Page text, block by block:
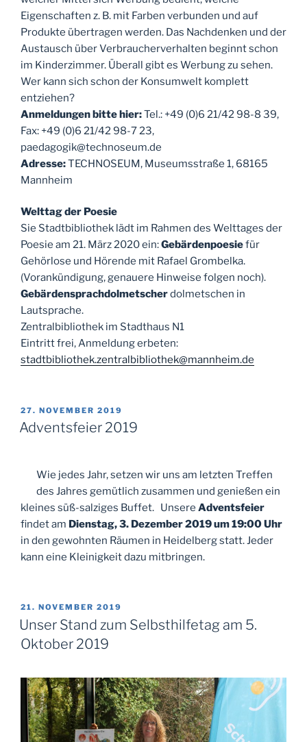
Eigenschaften z. B. mit Farben verbunden und auf
Produkte übertragen werden. Das Nachdenken und der
Austausch über Verbraucherverhalten beginnt schon
im Kinderzimmer. Überall gibt es Werbung zu sehen.
Wer kann sich schon der Konsumwelt komplett
entziehen?
Anmeldungen bitte hier:Tel.: +49 (0)6 21/42 98-8 39,
Fax: +49 (0)6 21/42 98-7 23,
paedagogik@technoseum.de
Adresse:TECHNOSEUM, Museumsstraße 1, 68165
Mannheim
Welttag der Poesie
Sie Stadtbibliothek lädt im Rahmen des Welttages der
Poesie am 21. März 2020 ein:Gebärdenpoesiefür
Gehörlose und Hörende mit Rafael Grombelka.
(Vorankündigung, genauere Hinweise folgen noch).
Gebärdensprachdolmetscherdolmetschen in
Lautsprache.
Zentralbibliothek im Stadthaus N1
Eintritt frei, Anmeldung erbeten:
stadtbibliothek.zentralbibliothek@mannheim.de
VERÖFFENTLICHT
AM
27. NOVEMBER 2019
Adventsfeier 2019
Wie jedes Jahr, setzen wir uns am letzten Treffen
des Jahres gemütlich zusammen und genießen ein
kleines süß-salziges Buffet. Unsere Adventsfeier
findet am Dienstag, 3. Dezember 2019 um 19:00 Uhr
in den gewohnten Räumen in Heidelberg statt. Jeder
kann eine Kleinigkeit dazu mitbringen.
VERÖFFENTLICHT
AM
21. NOVEMBER 2019
Unser Stand zum Selbsthilfetag am 5.
Oktober 2019